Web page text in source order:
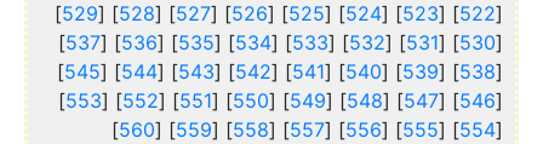
[
522
] [
523
] [
524
] [
525
] [
526
] [
527
] [
528
] [
529
]
[
530
] [
531
] [
532
] [
533
] [
534
] [
535
] [
536
] [
537
]
[
538
] [
539
] [
540
] [
541
] [
542
] [
543
] [
544
] [
545
]
[
546
] [
547
] [
548
] [
549
] [
550
] [
551
] [
552
] [
553
]
[
554
] [
555
] [
556
] [
557
] [
558
] [
559
] [
560
]